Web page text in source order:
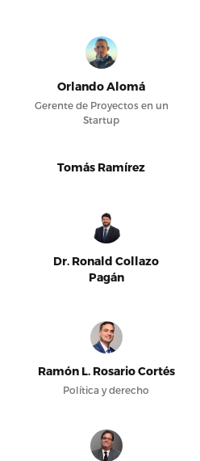
Orlando Alomá
Gerente de Proyectos en un
Startup
Tomás Ramírez
Dr. Ronald Collazo
Pagán
Ramón L. Rosario Cortés
Política y derecho